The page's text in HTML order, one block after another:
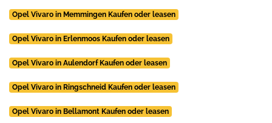
Opel Vivaro in Memmingen Kaufen oder leasen
Opel Vivaro in Erlenmoos Kaufen oder leasen
Opel Vivaro in Aulendorf Kaufen oder leasen
Opel Vivaro in Ringschneid Kaufen oder leasen
Opel Vivaro in Bellamont Kaufen oder leasen